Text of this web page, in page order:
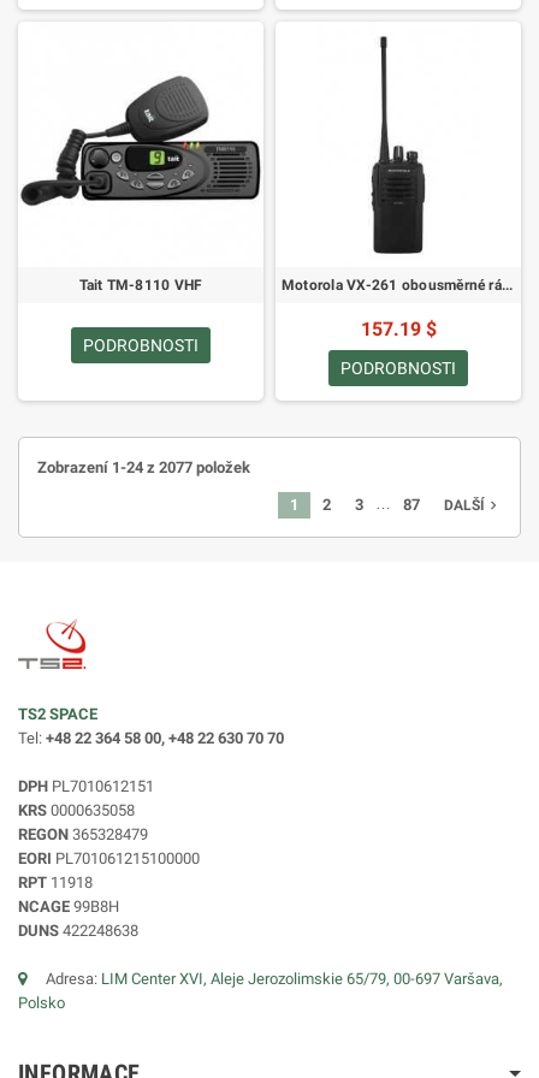
Tait TM-8110 VHF
PODROBNOSTI
Motorola VX-261 obousměrné rádio
157.19 $
PODROBNOSTI
Zobrazení 1-24 z 2077 položek
1 2 3 … 87 DALŠÍ navigate_next
TS2 SPACE
Tel: +48 22 364 58 00, +48 22 630 70 70
DPH PL7010612151
KRS 0000635058
REGON 365328479
EORI PL701061215100000
RPT 11918
NCAGE 99B8H
DUNS 422248638
Adresa: LIM Center XVI, Aleje Jerozolimskie 65/79, 00-697 Varšava,
Polsko